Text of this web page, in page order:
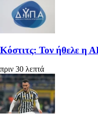
Κόστιτς: Τον ήθελε η
πριν 30 λεπτά